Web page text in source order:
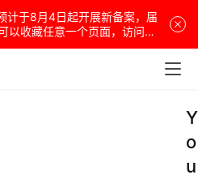
计于8月4日起开展新备案，届
以收藏任意一个页面，访问网
！
Y
o
u